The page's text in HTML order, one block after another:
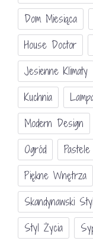
Dom Miesiąca
House Doctor
Jesienne Klimaty
Kuchnia
Modern Design
Ogród
Pastele
Piękne Wnętrza
Skandynawski Styl
Styl Życia